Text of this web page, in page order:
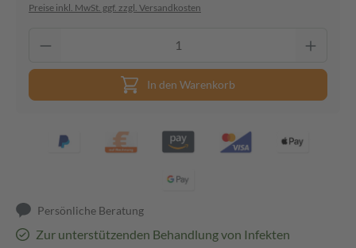
Preise inkl. MwSt. ggf. zzgl. Versandkosten
In den Warenkorb
Persönliche Beratung
Zur unterstützenden Behandlung von Infekten